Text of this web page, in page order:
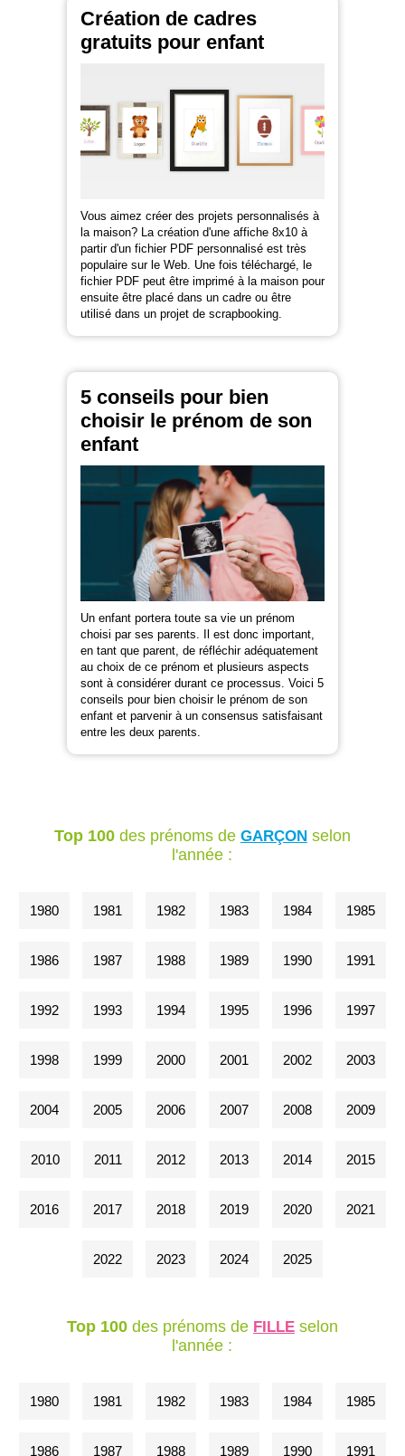
Création de cadres
gratuits pour enfant
Vous aimez créer des projets personnalisés à
la maison? La création d'une affiche 8x10 à
partir d'un fichier PDF personnalisé est très
populaire sur le Web. Une fois téléchargé, le
fichier PDF peut être imprimé à la maison pour
ensuite être placé dans un cadre ou être
utilisé dans un projet de scrapbooking.
5 conseils pour bien
choisir le prénom de son
enfant
Un enfant portera toute sa vie un prénom
choisi par ses parents. Il est donc important,
en tant que parent, de réfléchir adéquatement
au choix de ce prénom et plusieurs aspects
sont à considérer durant ce processus. Voici 5
conseils pour bien choisir le prénom de son
enfant et parvenir à un consensus satisfaisant
entre les deux parents.
Top 100des prénoms de GARÇONselon
l'année :
1980 1981 1982 1983 1984 1985
1986 1987 1988 1989 1990 1991
1992 1993 1994 1995 1996 1997
1998 1999 2000 2001 2002 2003
2004 2005 2006 2007 2008 2009
2010 2011 2012 2013 2014 2015
2016 2017 2018 2019 2020 2021
2022 2023 2024 2025
Top 100des prénoms de FILLEselon
l'année :
1980 1981 1982 1983 1984 1985
1986 1987 1988 1989 1990 1991